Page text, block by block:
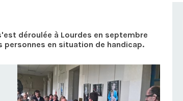
déroulée à Lourdes en septembre
en situation de handicap.